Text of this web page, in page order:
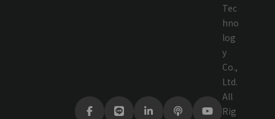
Tec
hno
log
y
Co.,
Ltd.
All
Rig